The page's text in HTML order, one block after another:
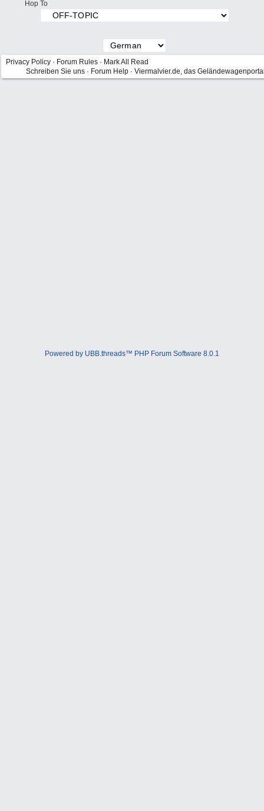
Hop To
Privacy Policy · Forum Rules · Mark All Read
Schreiben Sie uns · Forum Help · Viermalvier.de, das
Powered by UBB.threads™ PHP Forum Software 8.0.1